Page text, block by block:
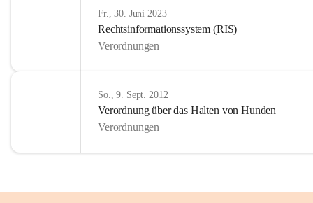
Fr., 30. Juni 2023
Rechtsinformationssystem (RIS)
Verordnungen
So., 9. Sept. 2012
Verordnung über das Halten von Hunden
Verordnungen